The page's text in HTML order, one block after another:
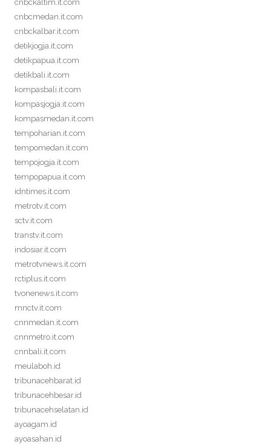
cnbckaltim.it.com
cnbcmedan.it.com
cnbckalbar.it.com
detikjogja.it.com
detikpapua.it.com
detikbali.it.com
kompasbali.it.com
kompasjogja.it.com
kompasmedan.it.com
tempoharian.it.com
tempomedan.it.com
tempojogja.it.com
tempopapua.it.com
idntimes.it.com
metrotv.it.com
sctv.it.com
transtv.it.com
indosiar.it.com
metrotvnews.it.com
rctiplus.it.com
tvonenews.it.com
mnctv.it.com
cnnmedan.it.com
cnnmetro.it.com
cnnbali.it.com
meulaboh.id
tribunacehbarat.id
tribunacehbesar.id
tribunacehselatan.id
ayoagam.id
ayoasahan.id